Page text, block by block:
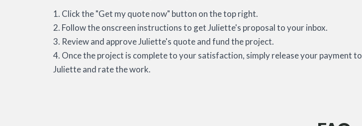
1. Click the "Get my quote now" button on the top right.
2. Follow the onscreen instructions to get Juliette's proposal to your inbox.
3. Review and approve Juliette's quote and fund the project.
4. Once the project is complete to your satisfaction, simply release your payment to
Juliette and rate the work.